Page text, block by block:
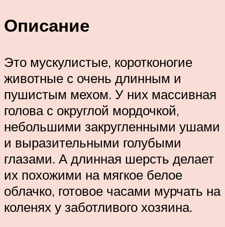
Описание
Это мускулистые, коротконогие
животные с очень длинным и
пушистым мехом. У них массивная
голова с округлой мордочкой,
небольшими закругленными ушами
и выразительными голубыми
глазами. А длинная шерсть делает
их похожими на мягкое белое
облачко, готовое часами мурчать на
коленях у заботливого хозяина.